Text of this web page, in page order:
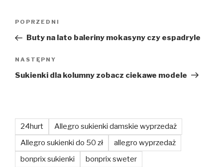
Poprzedni
wpis
POPRZEDNI
Buty na lato baleriny mokasyny czy espadryle
Następny
wpis
NASTĘPNY
Sukienki dla kolumny zobacz ciekawe modele
24hurt
Allegro sukienki damskie wyprzedaż
Allegro sukienki do 50 zł
allegro wyprzedaż
bonprix sukienki
bonprix sweter